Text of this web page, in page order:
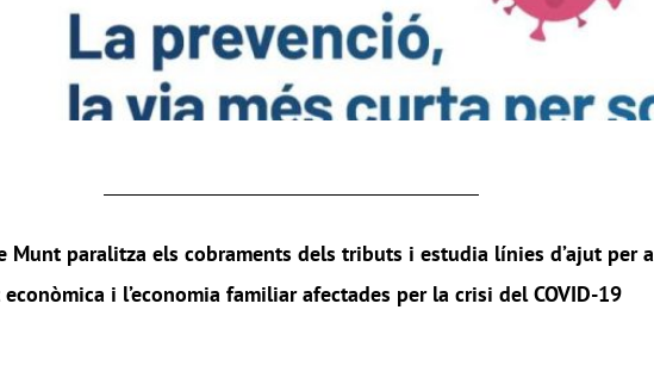
Munt paralitza els cobraments dels tributs i estudia línies d’ajut per a
econòmica i l’economia familiar afectades per la crisi del COVID-19